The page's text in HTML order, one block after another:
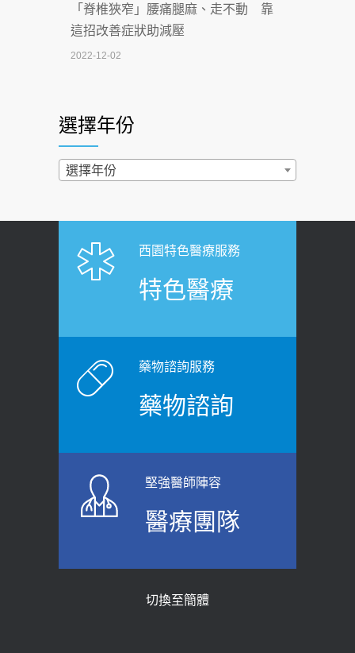
2026-07-02
4連霸議員黃秋澤癌逝！食道癌為何奪命
西園醫院55周年 7／10捐血公益活動 邀
民眾熱血響應
2026-06-30
健康肛門痛都是痔瘡?醫談瘍瘍瘻管與肛
裂差異 逾50歲民眾可做1事
原則避免血糖血壓飆高
2026-06-08
上班常待在冷氣房？小心泌尿道感染
醫示警：1病症嚴重恐喪命
「脊椎狹窄」腰痛腿麻、走不動 靠
這招改善症狀助減壓
2022-12-02
2022-02-17
過量維生素D和鈣恐罹癌? 醫師釋
「落枕」不要大力按脖子！ 1招「伸
展運動」預防落枕
老後睡不好、夜間易跌倒
2021-03-05
骨科魏志定主任接受專訪 【年代電視
質密度檢查！醫：注意5重點可逆轉
選擇年份
選擇年份
西園特色醫療服務
特色醫療
藥物諮詢服務
藥物諮詢
堅強醫師陣容
醫療團隊
切換至簡體